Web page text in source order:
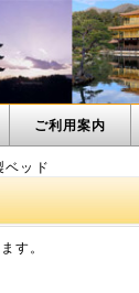
ご利用案内
ベッド
す。